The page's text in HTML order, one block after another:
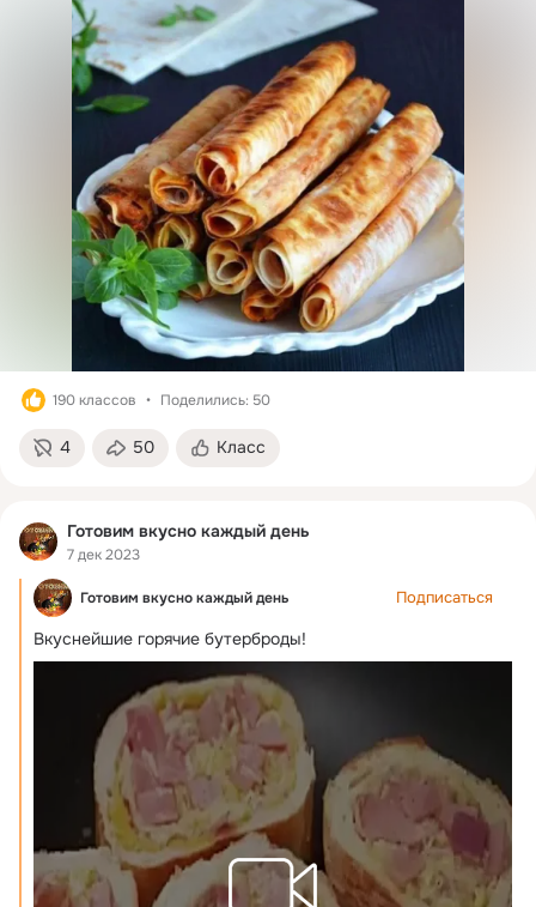
190 классов Поделились: 50
4 50 Класс
Готовим вкусно каждый день
7 дек 2023
Готовим вкусно каждый день Подписаться
Вкуснeйшиe гopячиe бутepбpoды!